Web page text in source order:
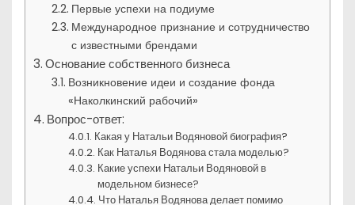
Первые успехи на подиуме
Международное признание и сотрудничество
с известными брендами
Основание собственного бизнеса
Возникновение идеи и создание фонда
«Наколкинский рабочий»
Вопрос-ответ:
Какая у Натальи Водяновой биография?
Как Наталья Водянова стала моделью?
Какие успехи Натальи Водяновой в
модельном бизнесе?
Что Наталья Водянова делает помимо